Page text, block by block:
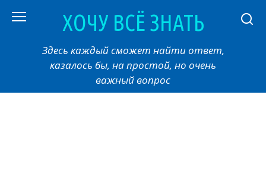
ХОЧУ ВСЁ ЗНАТЬ
Здесь каждый сможет найти ответ,
казалось бы, на простой, но очень
важный вопрос